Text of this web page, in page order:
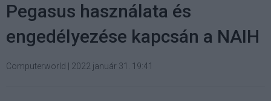
Pegasus használata és
engedélyezése kapcsán a NAIH
Computerworld 2022 január 31. 19:41